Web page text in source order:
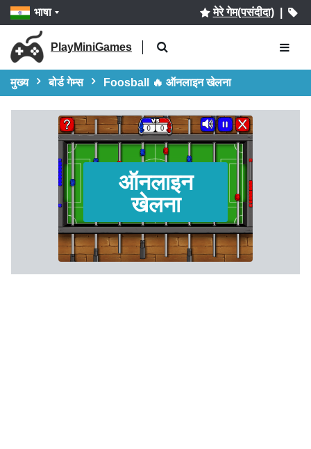
भाषा मेरे गेम(पसंदीदा)|
PlayMiniGames
मुख्य बोर्ड गेम्स Foosball 🔥 ऑनलाइन खेलना
ऑनलाइन
खेलना